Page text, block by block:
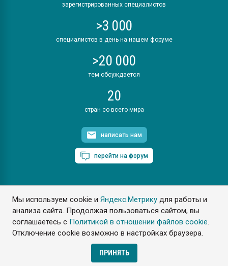
Мы используем cookie иЯндекс.Метрику для работы и
анализа сайта. Продолжая пользоваться сайтом, вы
соглашаетесь с Политикой в отношении файлов cookie.
Отключение cookie возможно в настройках браузера.
ПРИНЯТЬ
зарегистрированных специалистов
>3 000
специалистов в день на нашем форуме
>20 000
тем обсуждается
20
стран со всего мира
написать нам
перейти на форум
ПластЭксперт © 2006. Все права защищены
Разрешается копирование материалов сайта с обязательной
ссылкой на www.e-plastic.ru
Разработка сайта